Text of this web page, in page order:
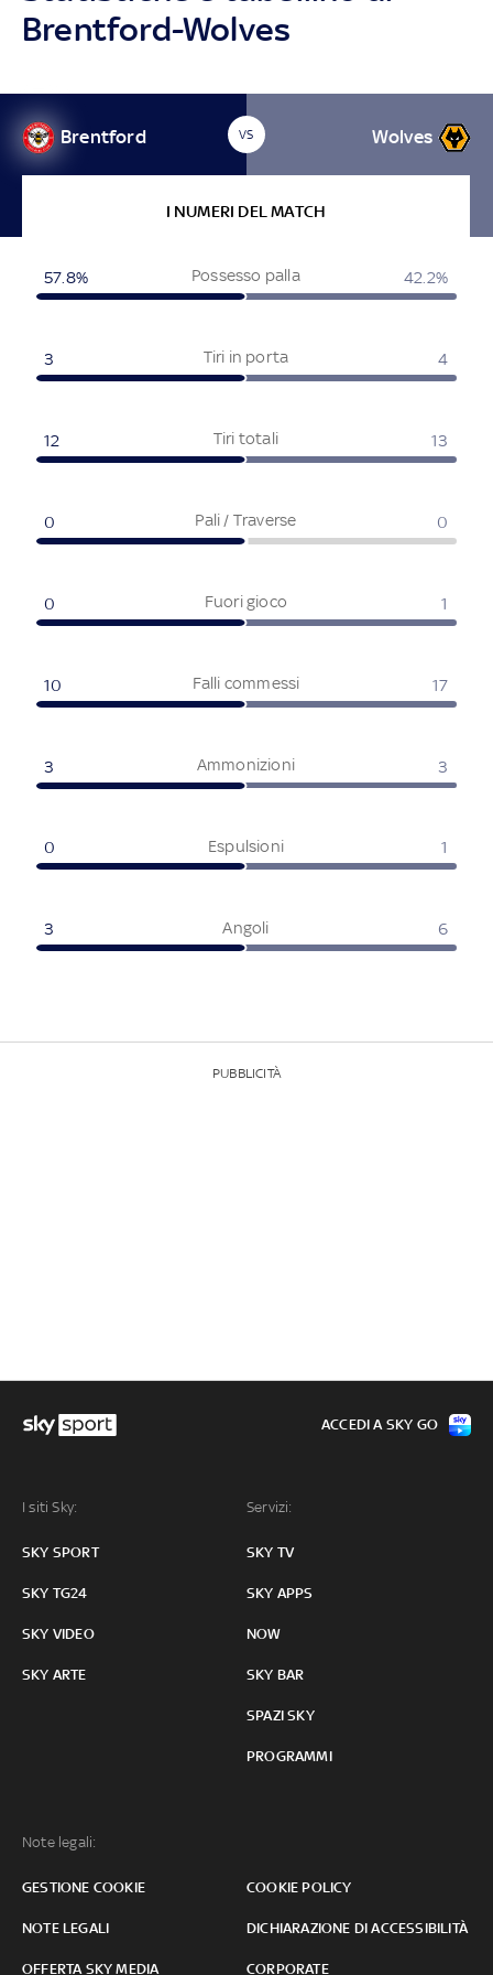
Brentford-Wolves
Brentford VS Wolves
I NUMERI DEL MATCH
Possesso palla
57.8% 42.2%
Tiri in porta
3 4
Tiri totali
12 13
Pali / Traverse
0 0
Fuori gioco
0 1
Falli commessi
10 17
Ammonizioni
3 3
Espulsioni
0 1
Angoli
3 6
PUBBLICITÀ
I siti Sky:
SKY SPORT
SKY TG24
SKY VIDEO
SKY ARTE
Servizi:
SKY TV
SKY APPS
NOW
SKY BAR
SPAZI SKY
PROGRAMMI
Note legali:
GESTIONE COOKIE COOKIE POLICY
NOTE LEGALI DICHIARAZIONE DI ACCESSIBILITÀ
OFFERTA SKY MEDIA CORPORATE
ACCEDI A SKY GO